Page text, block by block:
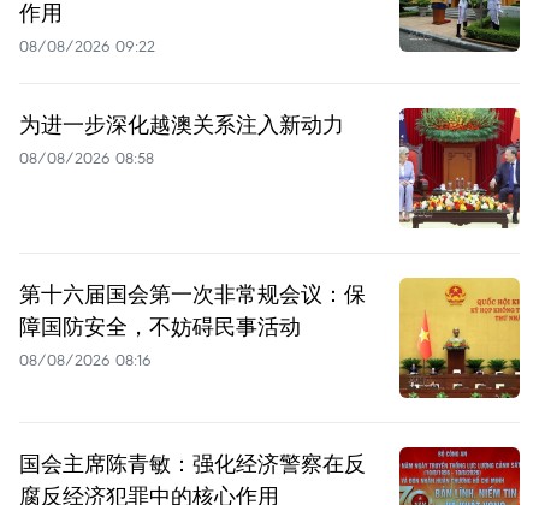
作用
08/08/2026 09:22
为进一步深化越澳关系注入新动力
08/08/2026 08:58
第十六届国会第一次非常规会议：保
障国防安全，不妨碍民事活动
08/08/2026 08:16
国会主席陈青敏：强化经济警察在反
腐反经济犯罪中的核心作用